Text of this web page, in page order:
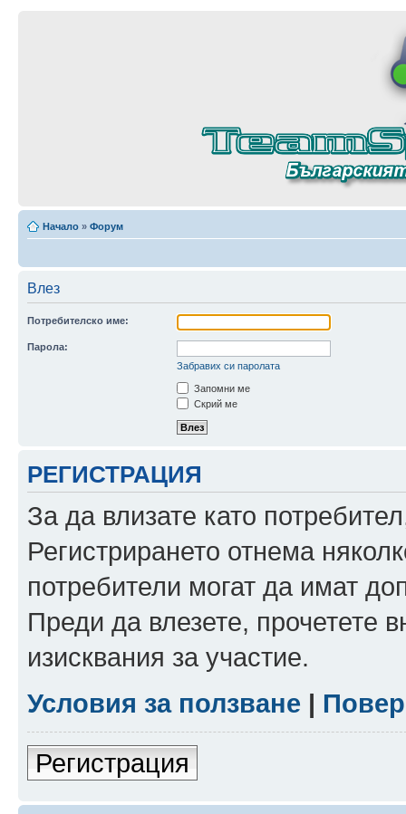
Начало » Форум
Влез
Потребителско име:
Парола:
Забравих си паролата
Запомни ме
Скрий ме
РЕГИСТРАЦИЯ
За да влизате като
Регистрирането отнема
потребители могат да имат
Преди да влезете, прочетете
изисквания за участие.
Условия за ползване |
Регистрация